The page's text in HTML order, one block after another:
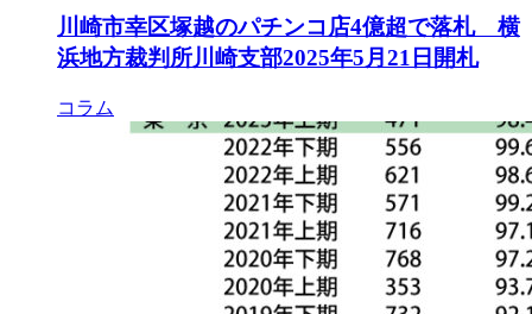
川崎市幸区塚越のパチンコ店4億超で落札 横
浜地方裁判所川崎支部2025年5月21日開札
コラム